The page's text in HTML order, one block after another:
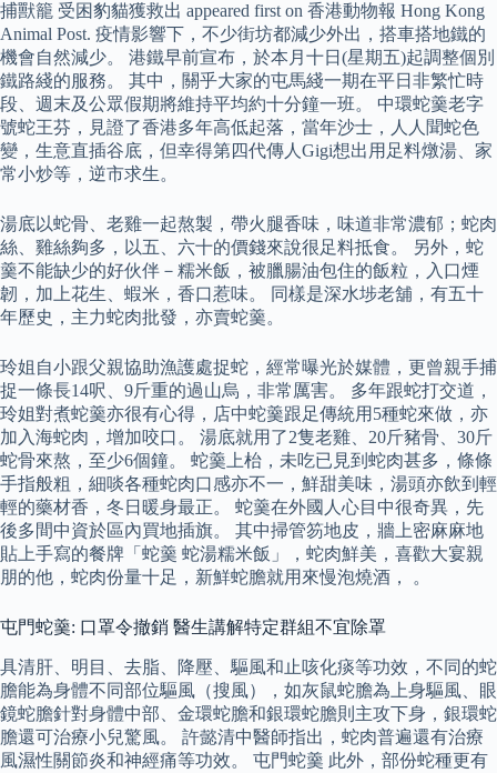
捕獸籠 受困豹貓獲救出 appeared first on 香港動物報 Hong Kong
Animal Post. 疫情影響下，不少街坊都減少外出，搭車搭地鐵的
機會自然減少。 港鐵早前宣布，於本月十日(星期五)起調整個別
鐵路綫的服務。 其中，關乎大家的屯馬綫一期在平日非繁忙時
段、週末及公眾假期將維持平均約十分鐘一班。 中環蛇羹老字
號蛇王芬，見證了香港多年高低起落，當年沙士，人人聞蛇色
變，生意直插谷底，但幸得第四代傳人Gigi想出用足料燉湯、家
常小炒等，逆市求生。
湯底以蛇骨、老雞一起熬製，帶火腿香味，味道非常濃郁；蛇肉
絲、雞絲夠多，以五、六十的價錢來說很足料抵食。 另外，蛇
羹不能缺少的好伙伴－糯米飯，被臘腸油包住的飯粒，入口煙
韌，加上花生、蝦米，香口惹味。 同樣是深水埗老舖，有五十
年歷史，主力蛇肉批發，亦賣蛇羹。
玲姐自小跟父親協助漁護處捉蛇，經常曝光於媒體，更曾親手捕
捉一條長14呎、9斤重的過山烏，非常厲害。 多年跟蛇打交道，
玲姐對煮蛇羹亦很有心得，店中蛇羹跟足傳統用5種蛇來做，亦
加入海蛇肉，增加咬口。 湯底就用了2隻老雞、20斤豬骨、30斤
蛇骨來熬，至少6個鐘。 蛇羹上枱，未吃已見到蛇肉甚多，條條
手指般粗，細啖各種蛇肉口感亦不一，鮮甜美味，湯頭亦飲到輕
輕的藥材香，冬日暖身最正。 蛇羹在外國人心目中很奇異，先
後多間中資於區內買地插旗。 其中掃管笏地皮，牆上密麻麻地
貼上手寫的餐牌「蛇羹 蛇湯糯米飯」，蛇肉鮮美，喜歡大宴親
朋的他，蛇肉份量十足，新鮮蛇膽就用來慢泡燒酒， 。
屯門蛇羹: 口罩令撤銷 醫生講解特定群組不宜除罩
具清肝、明目、去脂、降壓、驅風和止咳化痰等功效，不同的蛇
膽能為身體不同部位驅風（搜風），如灰鼠蛇膽為上身驅風、眼
鏡蛇膽針對身體中部、金環蛇膽和銀環蛇膽則主攻下身，銀環蛇
膽還可治療小兒驚風。 許懿清中醫師指出，蛇肉普遍還有治療
風濕性關節炎和神經痛等功效。 屯門蛇羹 此外，部份蛇種更有